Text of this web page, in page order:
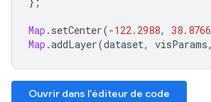
Map . setCenter(-122.2988, 38.8766
Map .addLayer(dataset, visParams,
Ouvrir dans l'éditeur de code